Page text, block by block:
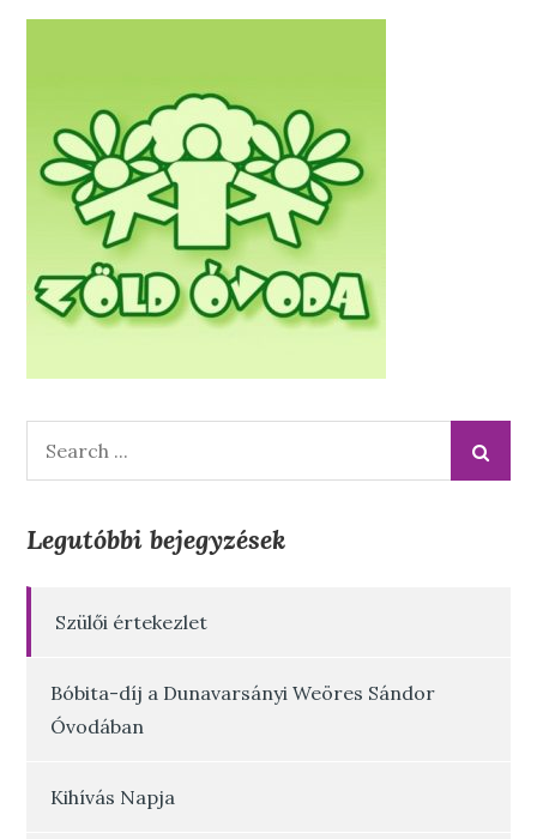
Legutóbbi bejegyzések
Szülői értekezlet
Bóbita-díj a Dunavarsányi Weöres Sándor
Óvodában
Kihívás Napja